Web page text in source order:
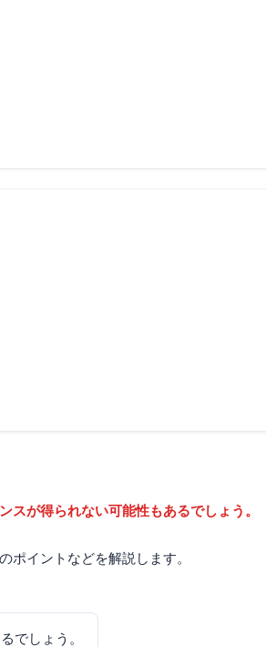
スが得られない可能性もあるでしょう。
ポイントなどを解説します。
でしょう。